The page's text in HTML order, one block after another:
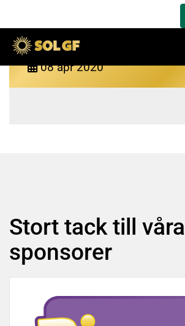
Bingolotto
08 apr 2020
Stort tack till våra
sponsorer